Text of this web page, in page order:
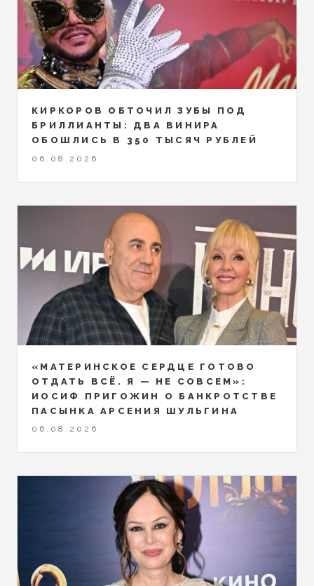
КИРКОРОВ ОБТОЧИЛ ЗУБЫ ПОД
БРИЛЛИАНТЫ: ДВА ВИНИРА
ОБОШЛИСЬ В 350 ТЫСЯЧ РУБЛЕЙ
06.08.2026
«МАТЕРИНСКОЕ СЕРДЦЕ ГОТОВО
ОТДАТЬ ВСЁ. Я — НЕ СОВСЕМ»:
ИОСИФ ПРИГОЖИН О БАНКРОТСТВЕ
ПАСЫНКА АРСЕНИЯ ШУЛЬГИНА
06.08.2026